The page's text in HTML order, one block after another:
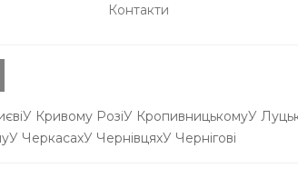
Контакти
У Кривому РозіУ КропивницькомуУ
У ЧеркасахУ ЧернівцяхУ Чернігові